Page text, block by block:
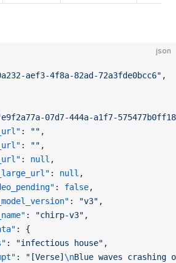
json
aef3-4f8a-82ad-72a3fde0bcc6" ,
07d7-444a-a1f7-
: "" ,
: "" ,
: null ,
: null ,
: false,
: "v3" ,
: "chirp-v3" ,
: {
: "infectious house" ,
: "[Verse] \nBlue waves crashing